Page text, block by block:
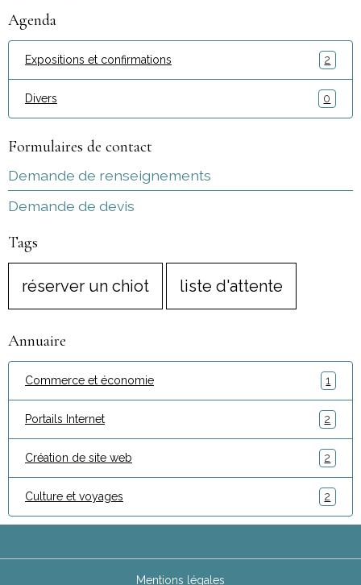
Agenda
Expositions et confirmations 2
Divers 0
Formulaires de contact
Demande de renseignements
Demande de devis
Tags
réserver un chiot liste d'attente
Annuaire
Commerce et économie 1
Portails Internet 2
Création de site web 2
Culture et voyages 2
Mentions légales